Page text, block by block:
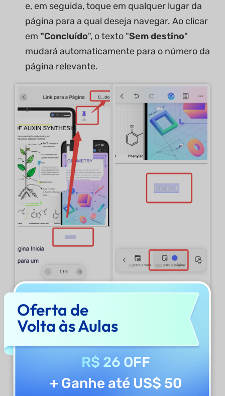
e, em seguida, toque em qualquer lugar da
página para a qual deseja navegar. Ao clicar
em "Concluído", o texto "Sem destino"
mudará automaticamente para o número da
página relevante.
Editar e Excluir Links
Alterar e remover links
Oferta de
Volta às Aulas
R$ 26 OFF
+ Ganhe até US$ 50